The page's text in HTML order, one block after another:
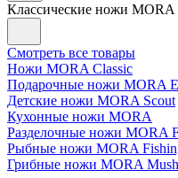
Классические ножи MORA
Смотреть все товары
Ножи MORA Classic
Подарочные ножи MORA
Детские ножи MORA Scout
Кухонные ножи MORA
Разделочные ножи MORA
Рыбные ножи MORA
Грибные ножи MORA